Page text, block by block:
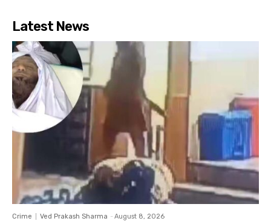
Latest News
Crime Ved Prakash Sharma - August 8, 2026